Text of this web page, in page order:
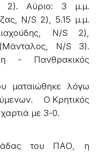
2). Αύριο: 3 μ.μ.
N/S 2), 5.15 μ.μ.
N/S 2),
N/S 3).
- Πανθρακικός
ματαιώθηκε λόγω
Ο Κρητικός
με 3-0.
του ΠΑΟ, η